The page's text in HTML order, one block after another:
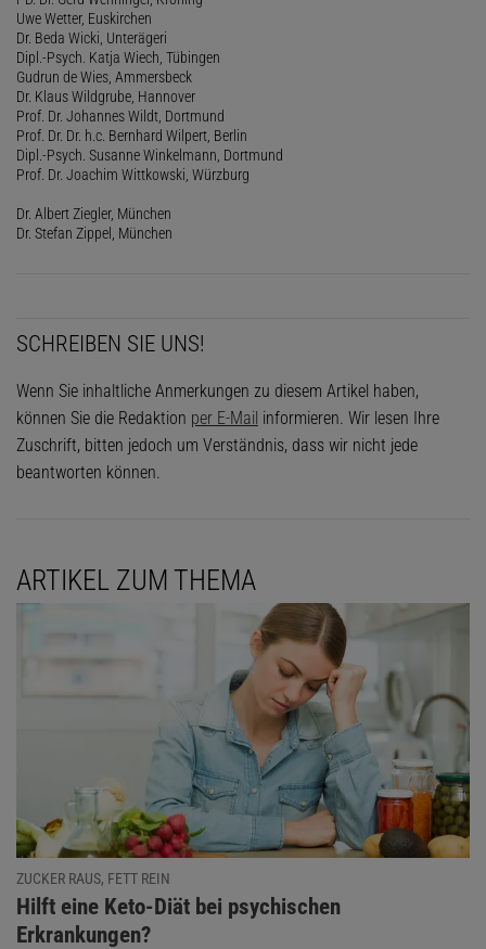
Uwe Wetter, Euskirchen
Dr. Beda Wicki, Unterägeri
Dipl.-Psych. Katja Wiech, Tübingen
Gudrun de Wies, Ammersbeck
Dr. Klaus Wildgrube, Hannover
Prof. Dr. Johannes Wildt, Dortmund
Prof. Dr. Dr. h.c. Bernhard Wilpert, Berlin
Dipl.-Psych. Susanne Winkelmann, Dortmund
Prof. Dr. Joachim Wittkowski, Würzburg
Dr. Albert Ziegler, München
Dr. Stefan Zippel, München
SCHREIBEN SIE UNS!
Wenn Sie inhaltliche Anmerkungen zu diesem Artikel haben,
können Sie die Redaktion per E-Mail informieren. Wir lesen Ihre
Zuschrift, bitten jedoch um Verständnis, dass wir nicht jede
beantworten können.
ARTIKEL ZUM THEMA
ZUCKER RAUS, FETT REIN
:
Hilft eine Keto-Diät bei psychischen
Erkrankungen?